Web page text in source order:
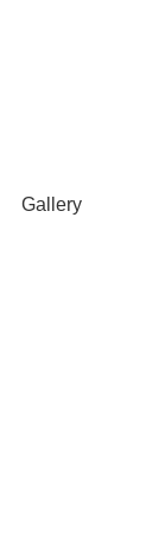
Gallery